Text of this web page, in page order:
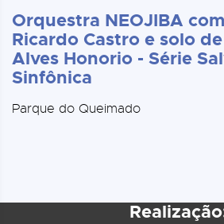
Orquestra NEOJIBA
Ricardo Castro e solo
Alves Honorio - Série
Sinfônica
Parque do Queimado